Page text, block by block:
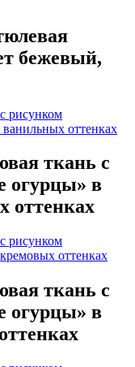
бежевый,
ткань с
огурцы» в
оттенках
ткань с
огурцы» в